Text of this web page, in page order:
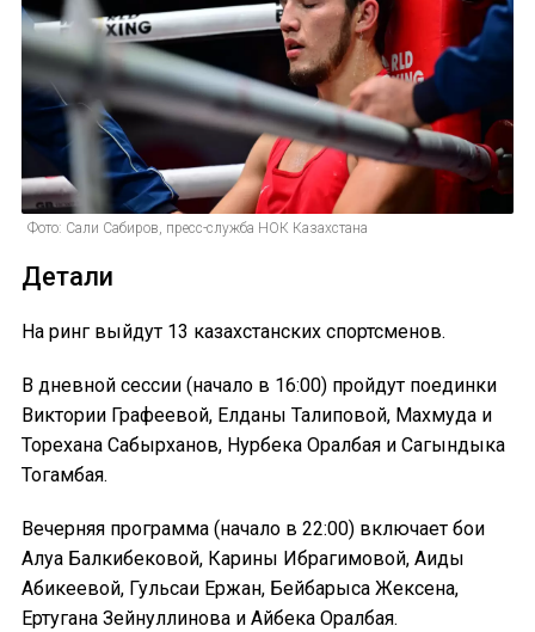
Фото: Сали Сабиров, пресс-служба НОК Казахстана
Детали
На ринг выйдут 13 казахстанских спортсменов.
В дневной сессии (начало в 16:00) пройдут поединки
Виктории Графеевой, Елданы Талиповой, Махмуда и
Торехана Сабырханов, Нурбека Оралбая и Сагындыка
Тогамбая.
Вечерняя программа (начало в 22:00) включает бои
Алуа Балкибековой, Карины Ибрагимовой, Аиды
Абикеевой, Гульсаи Ержан, Бейбарыса Жексена,
Ертугана Зейнуллинова и Айбека Оралбая.